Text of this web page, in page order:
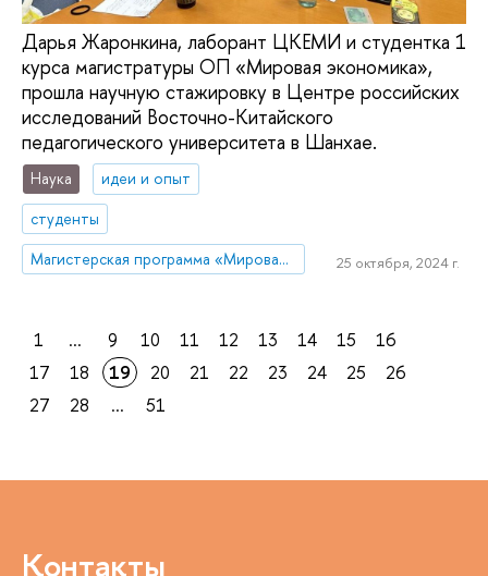
Дарья Жаронкина, лаборант ЦКЕМИ и студентка 1
курса магистратуры ОП «Мировая экономика»,
прошла научную стажировку в Центре российских
исследований Восточно-Китайского
педагогического университета в Шанхае.
Наука
идеи и опыт
студенты
Магистерская программа «Мировая экономика»
25 октября, 2024 г.
1 ... 9 10 11 12 13 14 15
16
17
18 19 20 21 22 23 24 25
26
27
28 ... 51
Контакты